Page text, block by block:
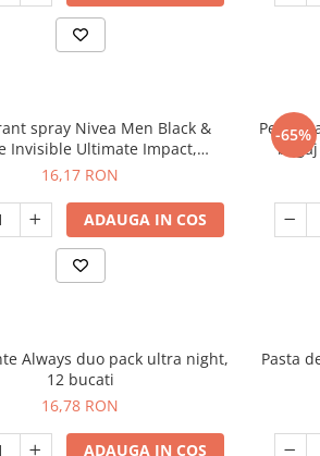
spray Nivea Men Black &
Invisible Ultimate Impact,
masculin, 150 ml
16,17 RON
ADAUGA IN COS
-65%
Perna
Always duo pack ultra night,
12 bucati
16,78 RON
ADAUGA IN COS
Pasta